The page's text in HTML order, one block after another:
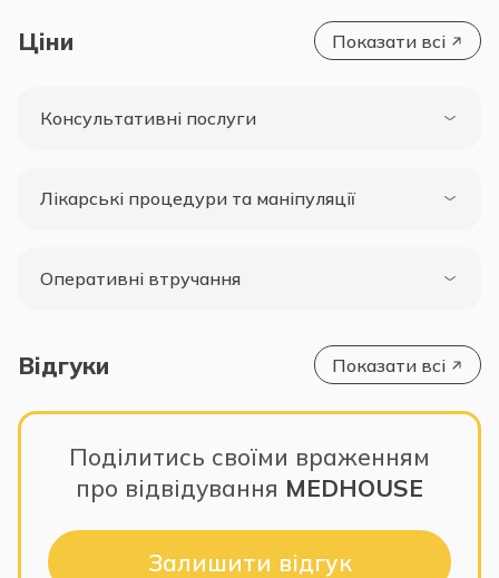
Ціни Показати всі
Консультативні послуги
Лікарські процедури та маніпуляції
Оперативні втручання
Відгуки Показати всі
Поділитись своїми враженням
про відвідування MEDHOUSE
Залишити відгук